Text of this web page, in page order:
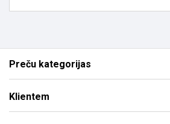
Preču kategorijas
Klientem